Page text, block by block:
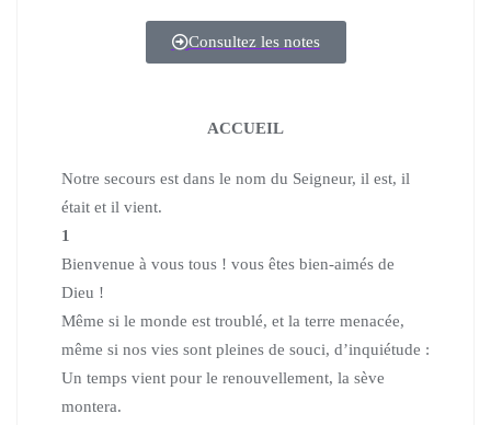
Consultez les notes
ACCUEIL
Notre secours est dans le nom du Seigneur, il est, il
était et il vient.
1
Bienvenue à vous tous ! vous êtes bien-aimés de
Dieu !
Même si le monde est troublé, et la terre menacée,
même si nos vies sont pleines de souci, d’inquiétude :
Un temps vient pour le renouvellement, la sève
montera.